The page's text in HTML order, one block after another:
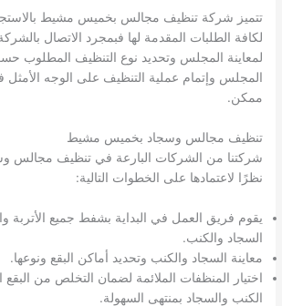
تتميز شركة تنظيف مجالس بخميس مشيط
لكافة الطلبات المقدمة لها فبمجرد الاتصال
لمعاينة المجلس وتحديد نوع التنظيف المطلوب
المجلس وإتمام عملية التنظيف على الوجه
ممكن.
تنظيف مجالس وسجاد بخميس مشيط
شركتنا من الشركات البارعة في تنظيف
نظرًا لاعتمادها على الخطوات التالية:
يقوم فريق العمل في البداية بشفط جميع الأتربة
السجاد والكنب.
معاينة السجاد والكنب وتحديد أماكن البقع ونوعها.
اختيار المنظفات الملائمة لضمان التخلص من البقع
الكنب والسجاد بمنتهى السهولة.